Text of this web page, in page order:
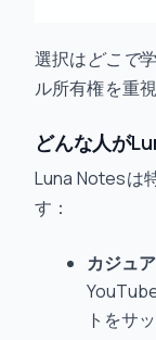
選択はどこで
ル所有権を重
どんな人が
Luna Notesは
す：
カジュ
トをサ